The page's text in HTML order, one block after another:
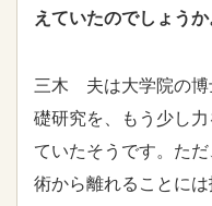
えていたのでしょうか
三木 夫は大学院の博
礎研究を、もう少し
ていたそうです。た
術から離れることに